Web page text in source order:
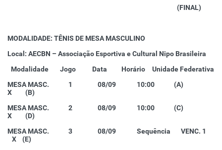
(FINAL)
MODALIDADE: TÊNIS DE MESA MASCULINO
Local: AECBN – Associação Esportiva e Cultural Nipo Brasileira
Modalidade
Jogo Data Horário
Unidade Federativa
MESA MASC. 1 08/09 10:00 (A)
X (B)
MESA MASC. 2 08/09 10:00 (C)
X (D)
MESA MASC. 3 08/09 Sequência VENC. 1
X (E)